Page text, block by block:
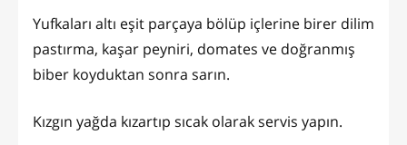
Yufkaları altı eşit parçaya bölüp içlerine birer dilim
pastırma, kaşar peyniri, domates ve doğranmış
biber koyduktan sonra sarın.
Kızgın yağda kızartıp sıcak olarak servis yapın.